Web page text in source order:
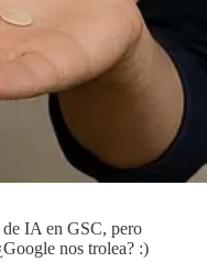
IA en GSC, pero
nos trolea? :)